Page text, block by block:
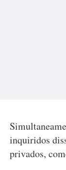
inquiridos
privados,